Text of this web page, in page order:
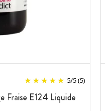
5/5(5)
Fraise E124 Liquide